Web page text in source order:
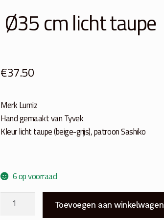
cm licht taupe
€37.50
Merk Lumiz
Hand gemaakt van Tyvek
Kleur licht taupe (beige-grijs), patroon Sashiko
6 op voorraad
Balloon
Toevoegen aan winkelwagen